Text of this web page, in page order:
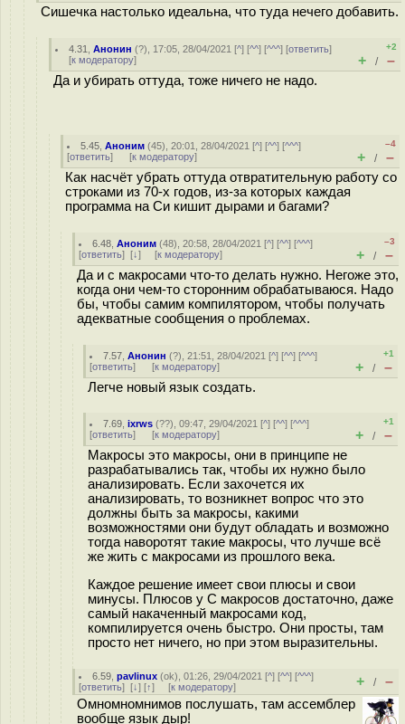
Сишечка настолько идеальна, что туда нечего добавить.
4.31 ,Анонин (?), 17:05, 28/04/2021 [^] [^^] [^^^] [ответить]
[к модератору]
+2
+ / –
Да и убирать оттуда, тоже ничего не надо.
5.45 ,Аноним (45), 20:01, 28/04/2021 [^] [^^] [^^^]
[ответить] [к модератору]
–4
+ / –
Как насчёт убрать оттуда отвратительную работу со
строками из 70-х годов, из-за которых каждая
программа на Си кишит дырами и багами?
6.48 ,Аноним (48), 20:58, 28/04/2021 [^] [^^] [^^^]
[ответить] [↓] [к модератору]
–3
+ / –
Да и с макросами что-то делать нужно. Негоже это,
когда они чем-то сторонним обрабатываюся. Надо
бы, чтобы самим компилятором, чтобы получать
адекватные сообщения о проблемах.
7.57 ,Анонин (?), 21:51, 28/04/2021 [^] [^^] [^^^]
[ответить] [к модератору]
+1
+ / –
Легче новый язык создать.
7.69 ,ixrws (??), 09:47, 29/04/2021 [^] [^^] [^^^]
[ответить] [к модератору]
+1
+ / –
Макросы это макросы, они в принципе не
разрабатывались так, чтобы их нужно было
анализировать. Если захочется их
анализировать, то возникнет вопрос что это
должны быть за макросы, какими
возможностями они будут обладать и возможно
тогда наворотят такие макросы, что лучше всё
же жить с макросами из прошлого века.
Каждое решение имеет свои плюсы и свои
минусы. Плюсов у С макросов достаточно, даже
самый накаченный макросами код,
компилируется очень быстро. Они просты, там
просто нет ничего, но при этом выразительны.
6.59 ,pavlinux (ok), 01:26, 29/04/2021 [^] [^^] [^^^]
[ответить] [↓] [↑] [к модератору] + / –
Омномномнимов послушать, там ассемблер
вообще язык дыр!